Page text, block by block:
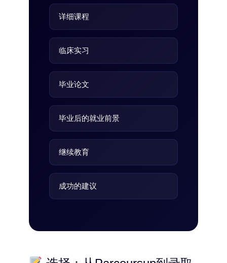
详细课程
临床实习
毕业论文
毕业后的就业前景
继续教育
成功的建议